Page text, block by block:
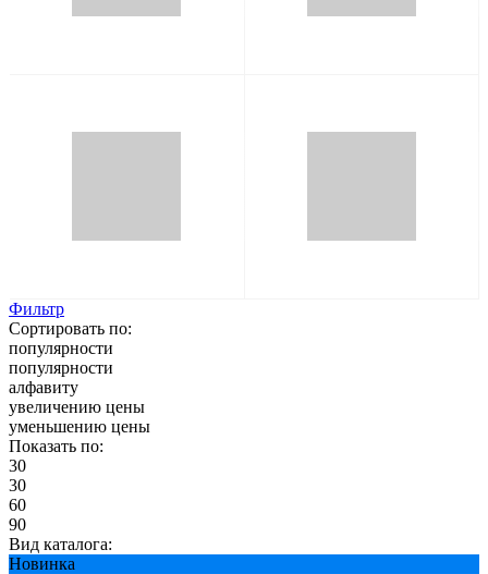
Фильтр
Сортировать по:
популярности
популярности
алфавиту
увеличению цены
уменьшению цены
Показать по:
30
30
60
90
Вид каталога:
Новинка